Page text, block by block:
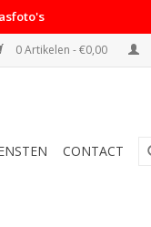
0 Artikelen - €0,00
CONTACT